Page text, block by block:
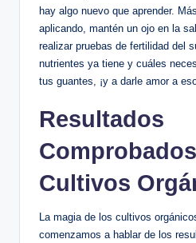
hay algo nuevo que aprender.
aplicando, mantén un ojo en la
realizar pruebas de fertilidad del
nutrientes ya tiene y cuáles
tus guantes, ¡y a darle amor a
Resultados
Cultivos
La magia de los cultivos
comenzamos a hablar de los